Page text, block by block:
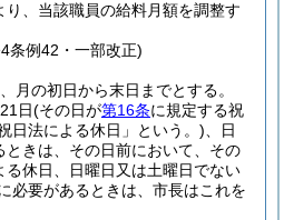
、当該職員の給料月額を調整す
条例42・一部改正)
月の初日から末日までとする。
日(その日が第16条に規定する祝
日法による休日」という。) 、日
きは、その日前において、その
る休日、日曜日又は土曜日でない
必要があるときは、市長はこれを